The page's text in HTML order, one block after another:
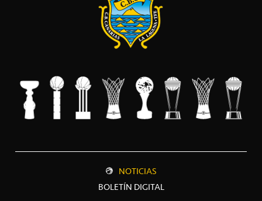
NOTICIAS
BOLETÍN DIGITAL